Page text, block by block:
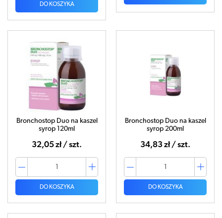
DO KOSZYKA
Bronchostop Duo na kaszel
syrop 120ml
32,05 zł / szt.
DO KOSZYKA
Bronchostop Duo na kaszel
syrop 200ml
34,83 zł / szt.
DO KOSZYKA